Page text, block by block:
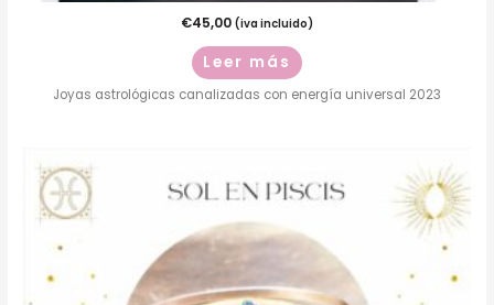
€45,00 (iva incluido)
Leer más
Joyas astrológicas canalizadas con energía universal 2023